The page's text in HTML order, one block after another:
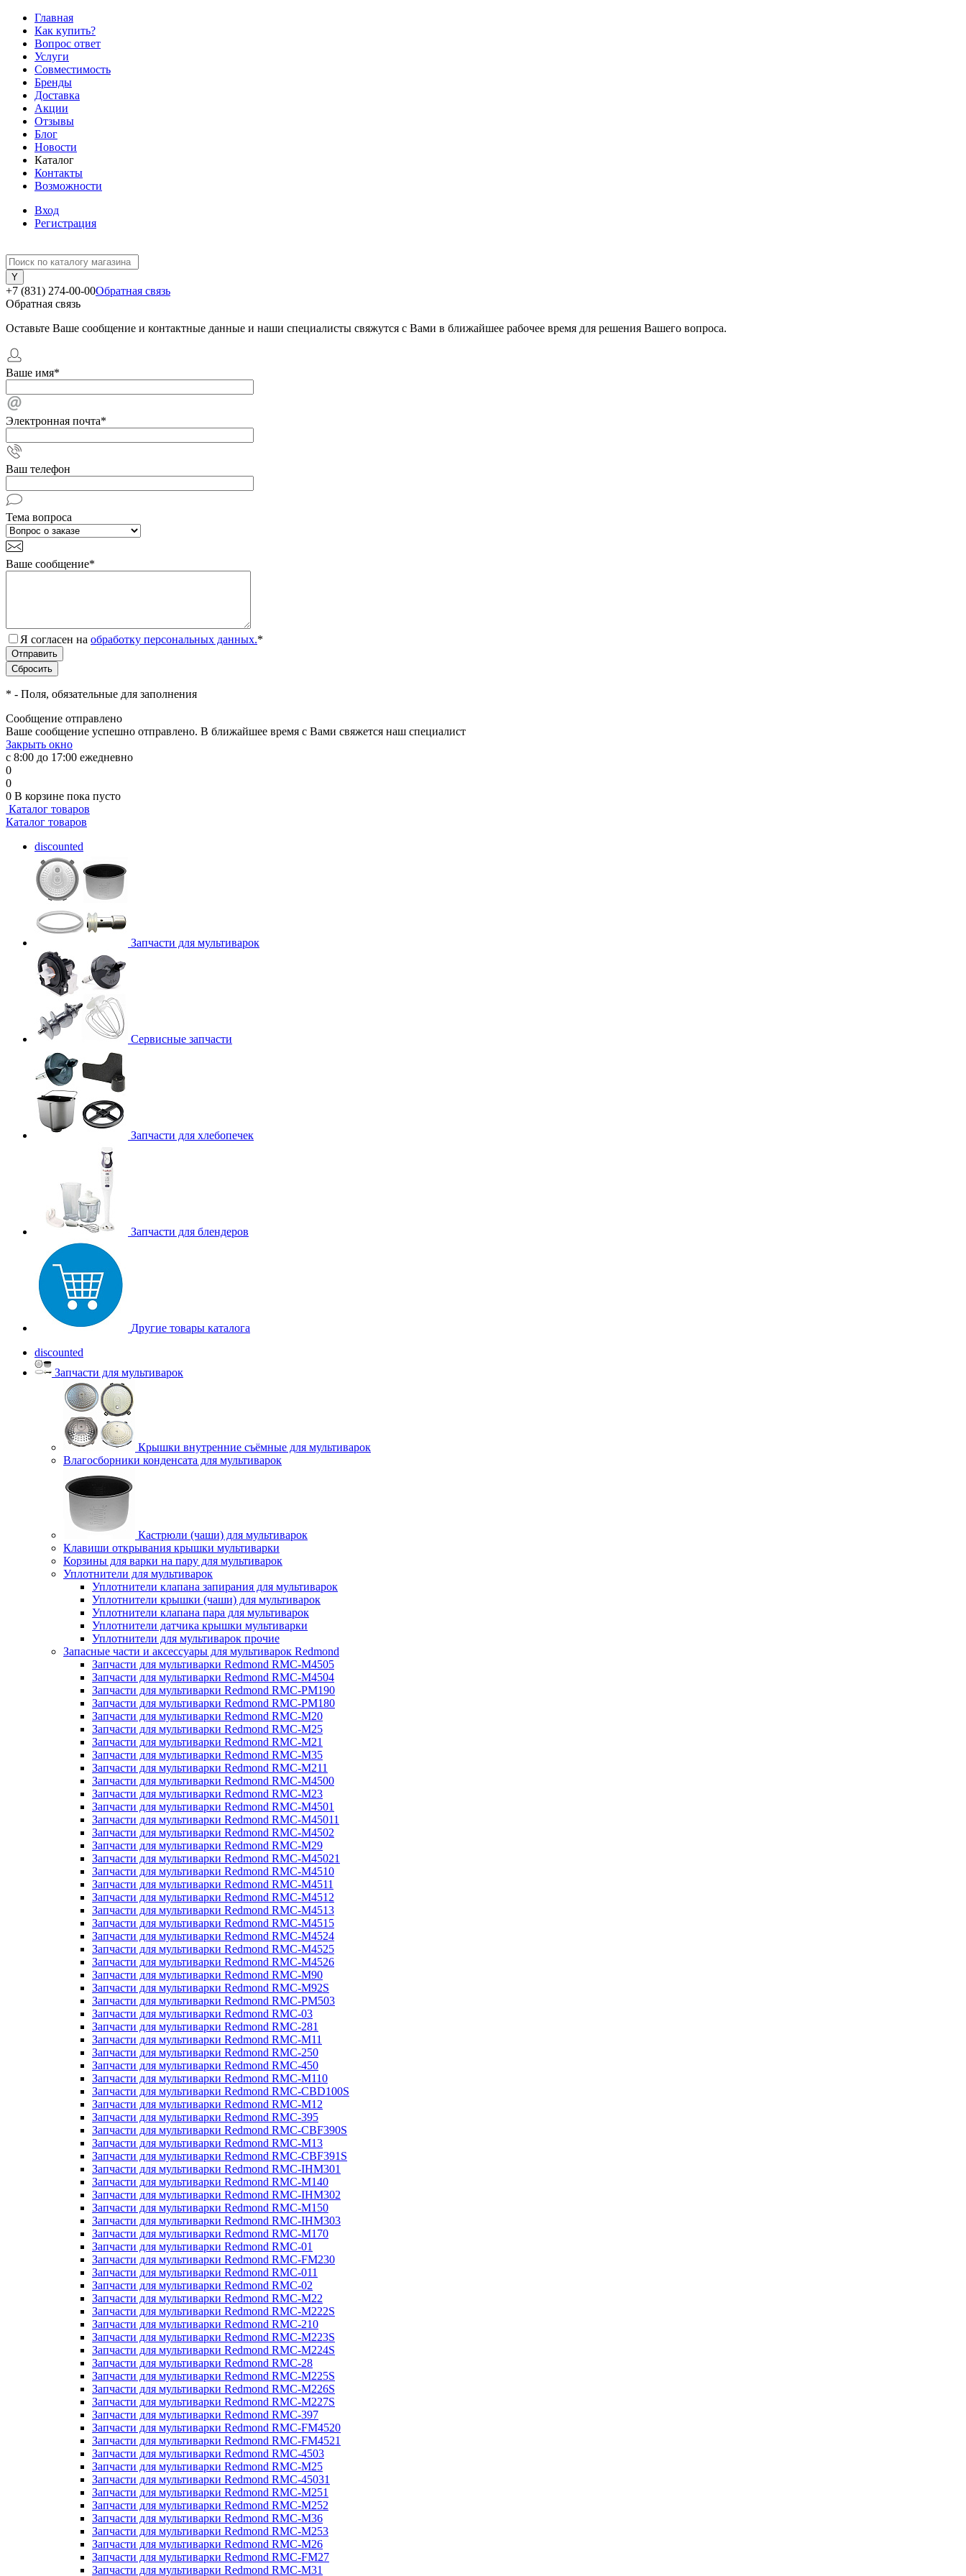
Главная
Как купить?
Вопрос ответ
Услуги
Совместимость
Бренды
Доставка
Акции
Отзывы
Блог
Новости
Каталог
Контакты
Возможности
Вход
Регистрация
+7 (831) 274-00-00Обратная связь
Обратная связь
Оставьте Ваше сообщение и контактные данные и наши специалисты свяжутся с Вами в ближайшее рабочее время для решения Вашего вопроса.
Ваше имя*
Электронная почта*
Ваш телефон
Тема вопроса
Ваше сообщение*
Я согласен на обработку персональных данных.*
* - Поля, обязательные для заполнения
Сообщение отправлено
Ваше сообщение успешно отправлено. В ближайшее время с Вами свяжется наш специалист
Закрыть окно
с 8:00 до 17:00 ежедневно
0
0
0 В корзине пока пусто
Каталог товаров
Каталог товаров
discounted
Запчасти для мультиварок
Сервисные запчасти
Запчасти для хлебопечек
Запчасти для блендеров
Другие товары каталога
discounted
Запчасти для мультиварок
Крышки внутренние съёмные для мультиварок
Влагосборники конденсата для мультиварок
Кастрюли (чаши) для мультиварок
Клавиши открывания крышки мультиварки
Корзины для варки на пару для мультиварок
Уплотнители для мультиварок
Уплотнители клапана запирания для мультиварок
Уплотнители крышки (чаши) для мультиварок
Уплотнители клапана пара для мультиварок
Уплотнители датчика крышки мультиварки
Уплотнители для мультиварок прочие
Запасные части и аксессуары для мультиварок Redmond
Запчасти для мультиварки Redmond RMC-M4505
Запчасти для мультиварки Redmond RMC-M4504
Запчасти для мультиварки Redmond RMC-PM190
Запчасти для мультиварки Redmond RMC-PM180
Запчасти для мультиварки Redmond RMC-M20
Запчасти для мультиварки Redmond RMC-M25
Запчасти для мультиварки Redmond RMC-M21
Запчасти для мультиварки Redmond RMC-M35
Запчасти для мультиварки Redmond RMC-M211
Запчасти для мультиварки Redmond RMC-M4500
Запчасти для мультиварки Redmond RMC-M23
Запчасти для мультиварки Redmond RMC-M4501
Запчасти для мультиварки Redmond RMC-M45011
Запчасти для мультиварки Redmond RMC-M4502
Запчасти для мультиварки Redmond RMC-M29
Запчасти для мультиварки Redmond RMC-M45021
Запчасти для мультиварки Redmond RMC-M4510
Запчасти для мультиварки Redmond RMC-M4511
Запчасти для мультиварки Redmond RMC-M4512
Запчасти для мультиварки Redmond RMC-M4513
Запчасти для мультиварки Redmond RMC-M4515
Запчасти для мультиварки Redmond RMC-M4524
Запчасти для мультиварки Redmond RMC-M4525
Запчасти для мультиварки Redmond RMC-M4526
Запчасти для мультиварки Redmond RMC-M90
Запчасти для мультиварки Redmond RMC-M92S
Запчасти для мультиварки Redmond RMC-PM503
Запчасти для мультиварки Redmond RMC-03
Запчасти для мультиварки Redmond RMC-281
Запчасти для мультиварки Redmond RMC-M11
Запчасти для мультиварки Redmond RMC-250
Запчасти для мультиварки Redmond RMC-450
Запчасти для мультиварки Redmond RMC-M110
Запчасти для мультиварки Redmond RMC-CBD100S
Запчасти для мультиварки Redmond RMC-M12
Запчасти для мультиварки Redmond RMC-395
Запчасти для мультиварки Redmond RMC-CBF390S
Запчасти для мультиварки Redmond RMC-M13
Запчасти для мультиварки Redmond RMC-CBF391S
Запчасти для мультиварки Redmond RMC-IHM301
Запчасти для мультиварки Redmond RMC-M140
Запчасти для мультиварки Redmond RMC-IHM302
Запчасти для мультиварки Redmond RMC-M150
Запчасти для мультиварки Redmond RMC-IHM303
Запчасти для мультиварки Redmond RMC-M170
Запчасти для мультиварки Redmond RMC-01
Запчасти для мультиварки Redmond RMC-FM230
Запчасти для мультиварки Redmond RMC-011
Запчасти для мультиварки Redmond RMC-02
Запчасти для мультиварки Redmond RMC-M22
Запчасти для мультиварки Redmond RMC-M222S
Запчасти для мультиварки Redmond RMC-210
Запчасти для мультиварки Redmond RMC-M223S
Запчасти для мультиварки Redmond RMC-M224S
Запчасти для мультиварки Redmond RMC-28
Запчасти для мультиварки Redmond RMC-M225S
Запчасти для мультиварки Redmond RMC-M226S
Запчасти для мультиварки Redmond RMC-M227S
Запчасти для мультиварки Redmond RMC-397
Запчасти для мультиварки Redmond RMC-FM4520
Запчасти для мультиварки Redmond RMC-FM4521
Запчасти для мультиварки Redmond RMC-4503
Запчасти для мультиварки Redmond RMC-M25
Запчасти для мультиварки Redmond RMC-45031
Запчасти для мультиварки Redmond RMC-M251
Запчасти для мультиварки Redmond RMC-M252
Запчасти для мультиварки Redmond RMC-M36
Запчасти для мультиварки Redmond RMC-M253
Запчасти для мультиварки Redmond RMC-M26
Запчасти для мультиварки Redmond RMC-FM27
Запчасти для мультиварки Redmond RMC-M31